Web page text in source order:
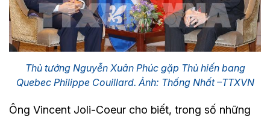
Thủ tướng Nguyễn Xuân Phúc gặp Thủ hiến bang
Quebec Philippe Couillard. Ảnh: Thống Nhất –TTXVN
Ông Vincent Joli-Coeur cho biết, trong số những